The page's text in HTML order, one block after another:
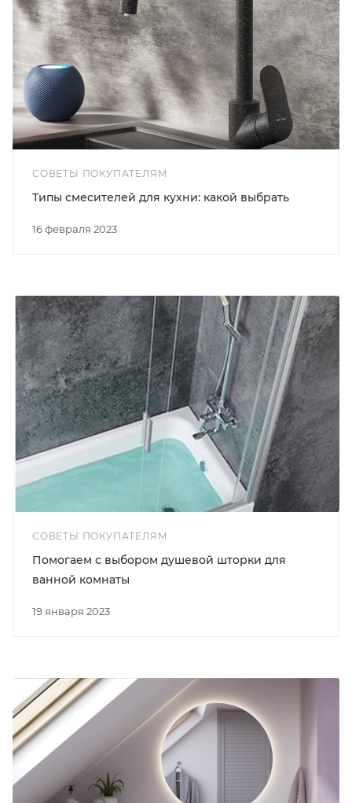
СОВЕТЫ ПОКУПАТЕЛЯМ
16 февраля 2023
Типы смесителей для кухни: какой выбрать
СОВЕТЫ ПОКУПАТЕЛЯМ
19 января 2023
Помогаем с выбором душевой шторки для
ванной комнаты